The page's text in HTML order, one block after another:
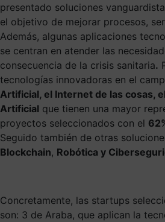
presentado soluciones
el objetivo de mejorar procesos,
Además, algunas aplicaciones
se centran en atender las
consecuencia de la crisis sanitaria.
tecnologías innovadoras en el
Artificial, el Internet de las cosas,
Artificial que tienen una mayor
proyectos seleccionados con el
Seguido también de otras
Blockchain, Robótica y
Concretamente, las startups
son: 3 de Araba, que aplican la